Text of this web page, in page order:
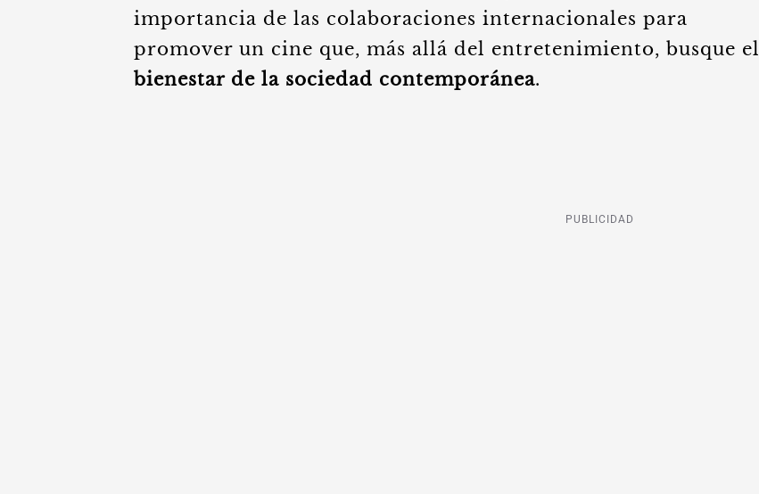
importancia de las colaboraciones internacionales para
promover un cine que, más allá del entretenimiento, busque el
bienestar de la sociedad contemporánea.
PUBLICIDAD